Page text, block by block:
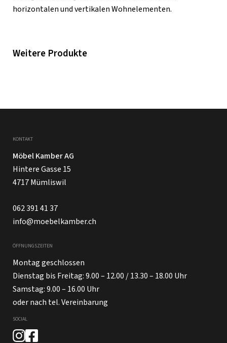
horizontalen und vertikalen Wohnelementen.
Weitere Produkte
KONTAKT
Möbel Kamber AG
Hintere Gasse 15
4717 Mümliswil
062 391 41 37
info@moebelkamber.ch
ÖFFNUNGSZEITEN
Montag geschlossen
Dienstag bis Freitag: 9.00 – 12.00 / 13.30 – 18.00 Uhr
Samstag: 9.00 – 16.00 Uhr
oder nach tel. Vereinbarung
SOCIAL